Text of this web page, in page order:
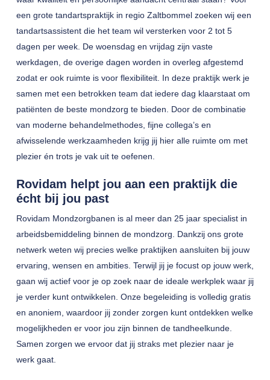
een grote tandartspraktijk in regio Zaltbommel zoeken wij een
tandartsassistent die het team wil versterken voor 2 tot 5
dagen per week. De woensdag en vrijdag zijn vaste
werkdagen, de overige dagen worden in overleg afgestemd
zodat er ook ruimte is voor flexibiliteit. In deze praktijk werk je
samen met een betrokken team dat iedere dag klaarstaat om
patiënten de beste mondzorg te bieden. Door de combinatie
van moderne behandelmethodes, fijne collega’s en
afwisselende werkzaamheden krijg jij hier alle ruimte om met
plezier én trots je vak uit te oefenen.
Rovidam helpt jou aan een praktijk die
écht bij jou past
Rovidam Mondzorgbanen is al meer dan 25 jaar specialist in
arbeidsbemiddeling binnen de mondzorg. Dankzij ons grote
netwerk weten wij precies welke praktijken aansluiten bij jouw
ervaring, wensen en ambities. Terwijl jij je focust op jouw werk,
gaan wij actief voor je op zoek naar de ideale werkplek waar jij
je verder kunt ontwikkelen. Onze begeleiding is volledig gratis
en anoniem, waardoor jij zonder zorgen kunt ontdekken welke
mogelijkheden er voor jou zijn binnen de tandheelkunde.
Samen zorgen we ervoor dat jij straks met plezier naar je
werk gaat.